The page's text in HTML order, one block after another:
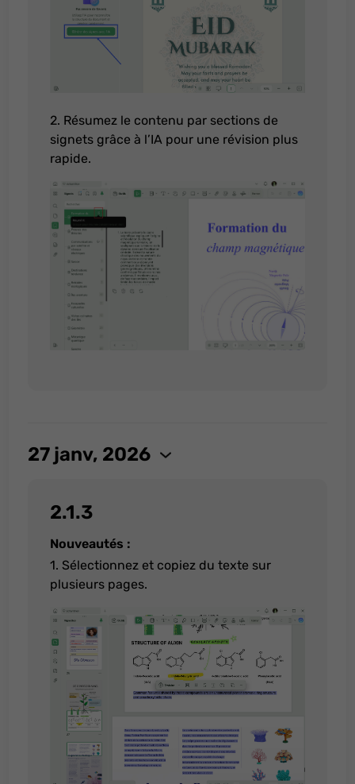
2. Résumez le contenu par sections de
signets grâce à l’IA pour une révision plus
rapide.
27 janv, 2026
2.1.3
Nouveautés :
1. Sélectionnez et copiez du texte sur
plusieurs pages.